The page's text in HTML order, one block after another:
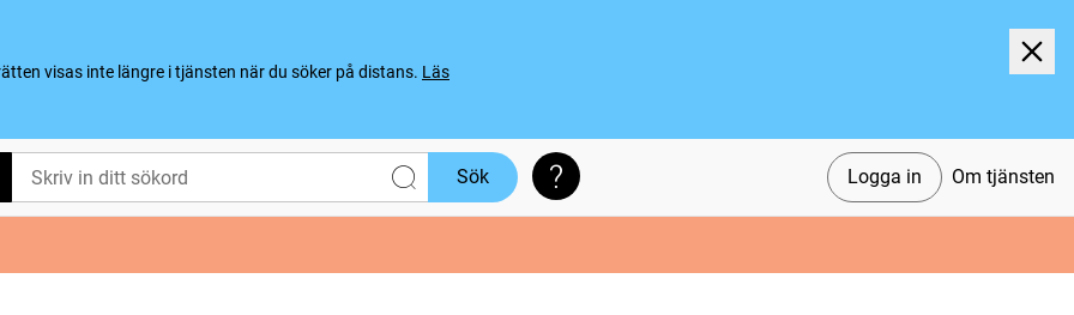
visas inte längre i tjänsten när du söker på distans. Läs
Logga in Om tjänsten
Sök Söktips